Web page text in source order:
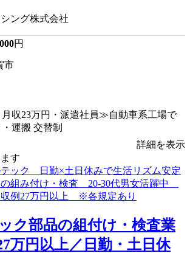
ング株式会社
円
市
収23万円・派遣社員≫自動車系工場で
運搬 交替制
詳細を表示
す
ク部品の組付け・検査業
万円以上／日勤・土日休